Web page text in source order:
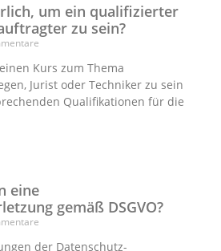
um ein qualifizierter
zu sein?
Kurs zum Thema
Jurist oder Techniker zu sein
Qualifikationen für die
eine
gemäß DSGVO?
der Datenschutz-